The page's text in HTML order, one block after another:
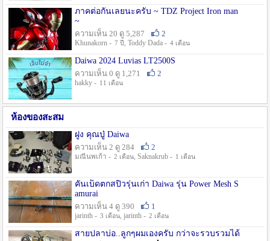
ภาคต่อกันเลยนะครับ ~ TDZ Project Iron man
~
ความเห็น 20 ดู 5,287
2
Khunakorn - 7 ปี , Toddy Dada - 4 เดือน
Daiwa 2024 Luvias LT2500S
ความเห็น 0 ดู 1,271
2
hakky - 11 เดือน
ห้องของสะสม
ฝูง คุณปู่ Daiwa
ความเห็น 2 ดู 284
2
มณีนพเก้า - 2 เดือน, Saknakrub - 1 เดือน
คันเบ็ดตกสปิ๋วรุ่นเก่า Daiwa รุ่น Power Mesh S
amurai
ความเห็น 4 ดู 390
1
jarinth - 3 เดือน, jarinth - 2 เดือน
สายปลาบ่อ..ลูกๆผมเองครับ กว่าจะรวบรวมได้